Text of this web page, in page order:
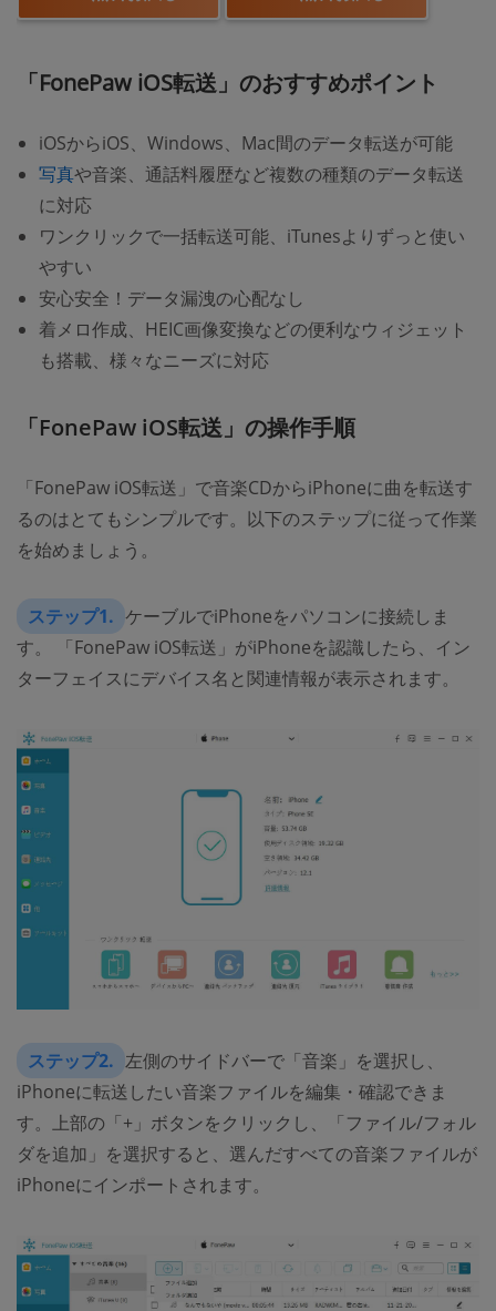
「FonePaw iOS転送」のおすすめポイント
iOSからiOS、Windows、Mac間のデータ転送が可能
写真や音楽、通話料履歴など複数の種類のデータ転送
に対応
ワンクリックで一括転送可能、iTunesよりずっと使い
やすい
安心安全！データ漏洩の心配なし
着メロ作成、HEIC画像変換などの便利なウィジェット
も搭載、様々なニーズに対応
「FonePaw iOS転送」の操作手順
「FonePaw iOS転送」で音楽CDからiPhoneに曲を転送す
るのはとてもシンプルです。以下のステップに従って作業
を始めましょう。
ステップ1. ケーブルでiPhoneをパソコンに接続しま
す。 「FonePaw iOS転送」がiPhoneを認識したら、イン
ターフェイスにデバイス名と関連情報が表示されます。
ステップ2. 左側のサイドバーで「音楽」を選択し、
iPhoneに転送したい音楽ファイルを編集・確認できま
す。上部の「+」ボタンをクリックし、「ファイル/フォル
ダを追加」を選択すると、選んだすべての音楽ファイルが
iPhoneにインポートされます。